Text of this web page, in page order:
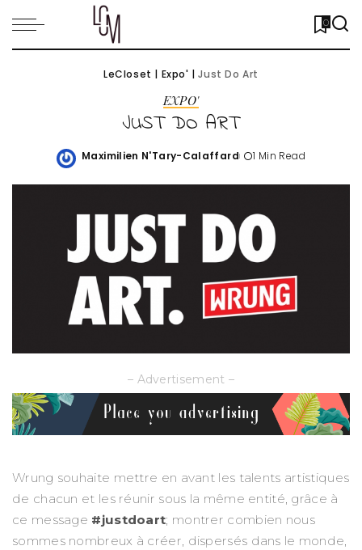
0
LeCloset | Expo' |Just Do Art
EXPO'
JUST DO ART
Posted
Maximilien N'Tary-Calaffard 1 Min Read
– Advertisement –
Wrung souhaite mettre en avant les talents artistiques
de chacun et les réunir sous la même entité, grâce à
ce message #justdoart; montrer combien nous
sommes nombreux à créer, dispersés dans le monde,